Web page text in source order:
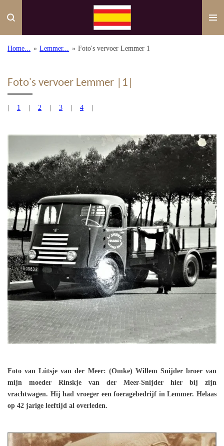
direct
de
Home... » Lemmer... » Foto's vervoer Lemmer 1
Foto's vervoer Lemmer |1|
1 2 3 4
Foto van Lútsje van der Meer: (Omke) Willem Snijder broer van
mijn moeder Rinskje van der Meer-Snijder hier bij zijn
vrachtwagen. Hij had vroeger een foeragebedrijf in Lemmer. Helaas
op 42 jarige leeftijd al overleden.